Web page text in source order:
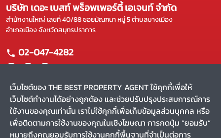
บริษัท เดอะ เบสท์ พร็อพเพอร์ตี้ เอเจนท์ จำกัด
สำนักงานใหญ่ เลขที่ 40/88 ซอยมัณฑนา หมู่ 5 ตำบลบางเมือง
อำเภอเมือง จังหวัดสมุทรปราการ
02-047-4282
แผนผังเว็บไซต์
หน้าหลัก
บริการของเรา
ขาย
ผลงานของเรา
เว็บไซต์ของ THE BEST PROPERTY AGENT ใช้คุกกี้เพื่อให้
เว็บไซต์ทำงานได้อย่างถูกต้อง และช่วยปรับปรุงประสบการณ์การ
ใช้งานของคุณเท่านั้น เราไม่ใช้คุกกี้เพื่อเก็บข้อมูลส่วนบุคคล หรือ
เพื่อติดตามการใช้งานของคุณในเชิงโฆษณา การกดปุ่ม “ยอมรับ”
หมายถึงคุณยอมรับการใช้งานคุกกี้พื้นฐานที่จำเป็นต่อการ